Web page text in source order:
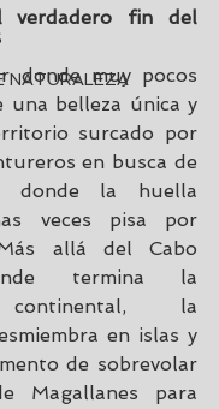
NATURALEZA
verdadero fin del
donde muy pocos
una belleza única y
surcado por
en busca de
donde la huella
veces pisa por
allá del Cabo
termina la
continental, la
en islas y
de sobrevolar
Magallanes para